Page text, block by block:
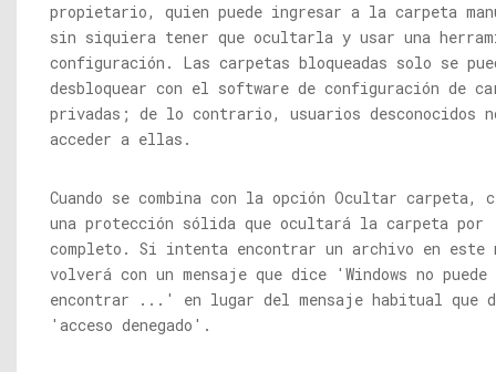
propietario, quien puede ingresar a la carpeta
sin siquiera tener que ocultarla y usar una
configuración. Las carpetas bloqueadas solo se
desbloquear con el software de configuración de
privadas; de lo contrario, usuarios desconocidos
acceder a ellas.
Cuando se combina con la opción Ocultar carpeta,
una protección sólida que ocultará la carpeta por
completo. Si intenta encontrar un archivo en este
volverá con un mensaje que dice 'Windows no puede
encontrar ...' en lugar del mensaje habitual que
'acceso denegado'.